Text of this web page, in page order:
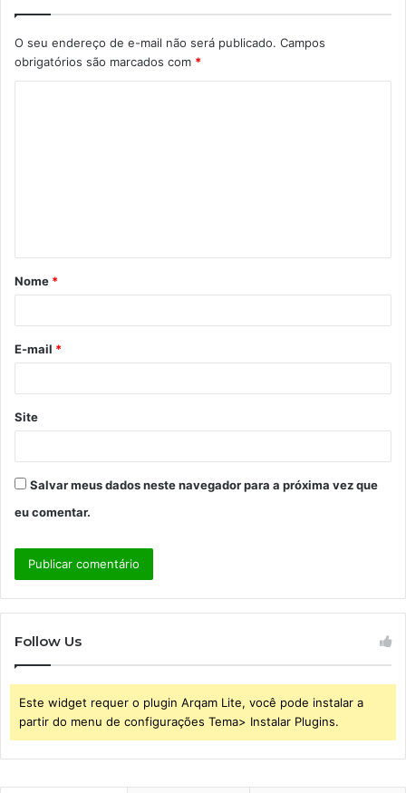
O seu endereço de e-mail não será publicado. Campos
obrigatórios são marcados com *
á
r
*
Nome *
E-mail *
Site
Salvar meus dados neste navegador para a próxima vez que
eu comentar.
Follow Us
Este widget requer o plugin Arqam Lite, você pode instalar a
partir do menu de configurações Tema> Instalar Plugins.